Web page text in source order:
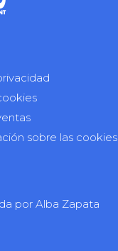
sobre las cookies
por Alba Zapata